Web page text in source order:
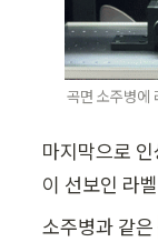
곡면 소주병에
마지막으로
이 선보인 라
소주병과 같은